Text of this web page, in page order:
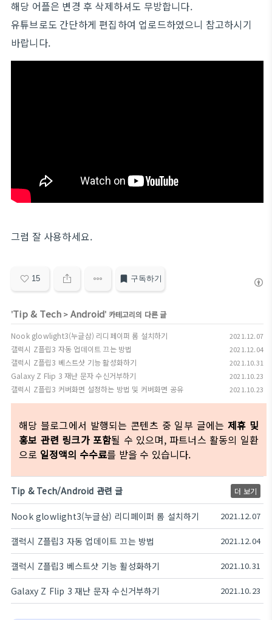
해당 어플은 변경 후 삭제하셔도 무방합니다.
유튜브로도 간단하게 편집하여 업로드하였으니 참고하시기
바랍니다.
그럼 잘 사용하세요.
15 구독하기
'Tip & Tech > Android' 카테고리의 다른 글
Nook glowlight3(누글삼) 리디페이퍼 롬 설치하기 2021.12.07
갤럭시 Z플립3 자동 업데이트 끄는 방법 2021.12.04
갤럭시 Z플립3 베스트샷 기능 활성화하기 2021.10.31
Galaxy Z Flip 3 재난 문자 수신거부하기 2021.10.23
갤럭시 Z플립3 커버화면 설정하는 방법 및 커버화면 공유 2021.10.23
해당 블로그에서 발행되는 콘텐츠 중 일부 글에는 제휴 및
홍보 관련 링크가 포함될 수 있으며, 파트너스 활동의 일환
으로 일정액의 수수료를 받을 수 있습니다.
Tip & Tech/Android 관련 글 더 보기
Nook glowlight3(누글삼) 리디페이퍼 롬 설치하기 2021.12.07
갤럭시 Z플립3 자동 업데이트 끄는 방법 2021.12.04
갤럭시 Z플립3 베스트샷 기능 활성화하기 2021.10.31
Galaxy Z Flip 3 재난 문자 수신거부하기 2021.10.23